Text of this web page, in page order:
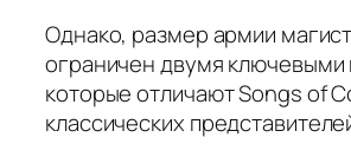
Однако, размер армии
ограничен двумя ключевыми
которые отличают Songs of
классических